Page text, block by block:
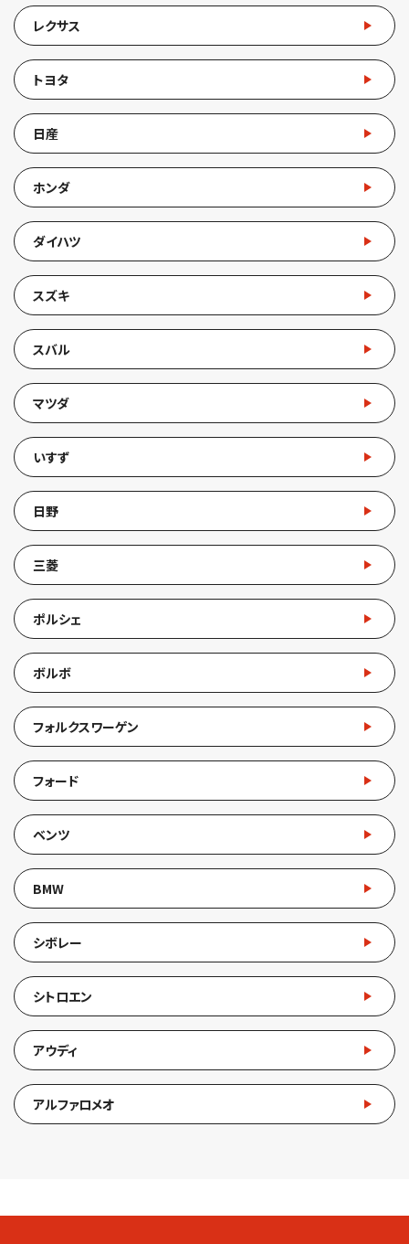
レクサス
トヨタ
日産
ホンダ
ダイハツ
スズキ
スバル
マツダ
いすず
日野
三菱
ポルシェ
ボルボ
フォルクスワーゲン
フォード
ベンツ
BMW
シボレー
シトロエン
アウディ
アルファロメオ